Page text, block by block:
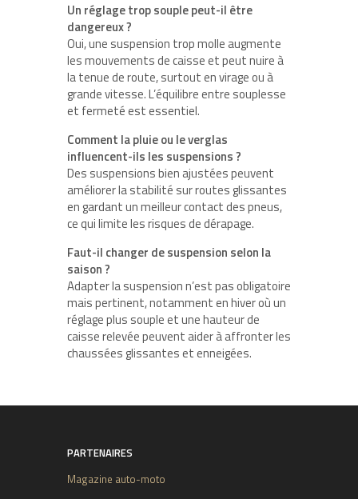
Un réglage trop souple peut-il être
dangereux ?
Oui, une suspension trop molle augmente
les mouvements de caisse et peut nuire à
la tenue de route, surtout en virage ou à
grande vitesse. L’équilibre entre souplesse
et fermeté est essentiel.
Comment la pluie ou le verglas
influencent-ils les suspensions ?
Des suspensions bien ajustées peuvent
améliorer la stabilité sur routes glissantes
en gardant un meilleur contact des pneus,
ce qui limite les risques de dérapage.
Faut-il changer de suspension selon la
saison ?
Adapter la suspension n’est pas obligatoire
mais pertinent, notamment en hiver où un
réglage plus souple et une hauteur de
caisse relevée peuvent aider à affronter les
chaussées glissantes et enneigées.
PARTENAIRES
Magazine auto-moto